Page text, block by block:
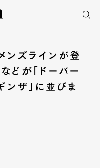
ンズラインが登
どが「ドーバー
ンザ」に並びま